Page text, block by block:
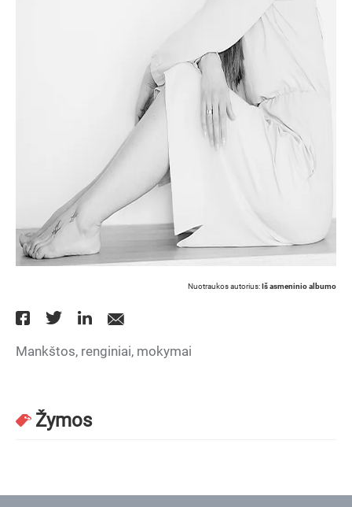
Nuotraukos autorius:Iš asmeninio albumo
Mankštos, renginiai, mokymai
Žymos